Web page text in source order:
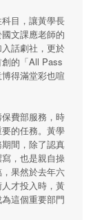
目，讓黃學長
文課應老師的
話劇社，更於
的「All Pass
得滿堂彩也喧
費部服務，時
的任務。黃學
間，除了認真
，也是親自操
果然於去年六
才投入時，黃
這個重要部門